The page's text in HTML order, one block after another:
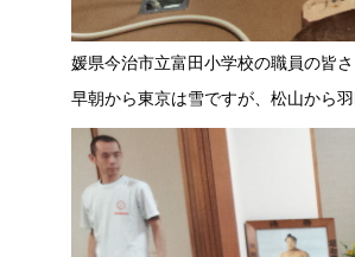
媛県今治市立富田小学校の職員の皆
早朝から東京は雪ですが、松山から